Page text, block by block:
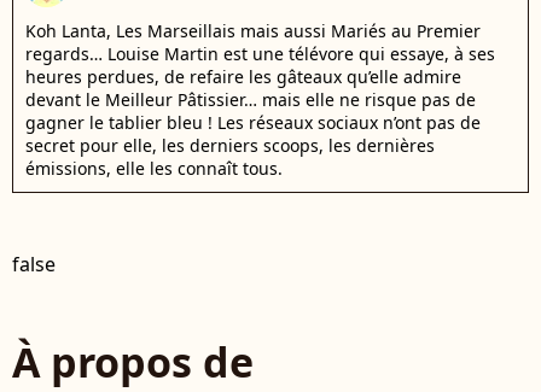
Koh Lanta, Les Marseillais mais aussi Mariés au Premier
regards… Louise Martin est une télévore qui essaye, à ses
heures perdues, de refaire les gâteaux qu’elle admire
devant le Meilleur Pâtissier… mais elle ne risque pas de
gagner le tablier bleu ! Les réseaux sociaux n’ont pas de
secret pour elle, les derniers scoops, les dernières
émissions, elle les connaît tous.
false
À propos de